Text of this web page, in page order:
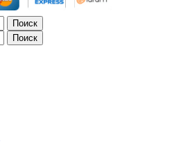
Поиск
Поиск